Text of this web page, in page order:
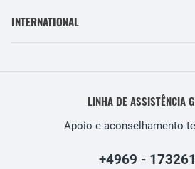
INTERNATIONAL
LINHA DE ASSISTÊNCIA
Apoio e aconselhamento
+4969 -